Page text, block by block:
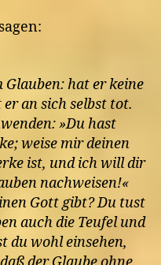
Glauben: hat er keine
an sich selbst tot.
»Du hast
weise mir deinen
ist, und ich will dir
nachweisen!«
Gott gibt? Du tust
auch die Teufel und
du wohl einsehen,